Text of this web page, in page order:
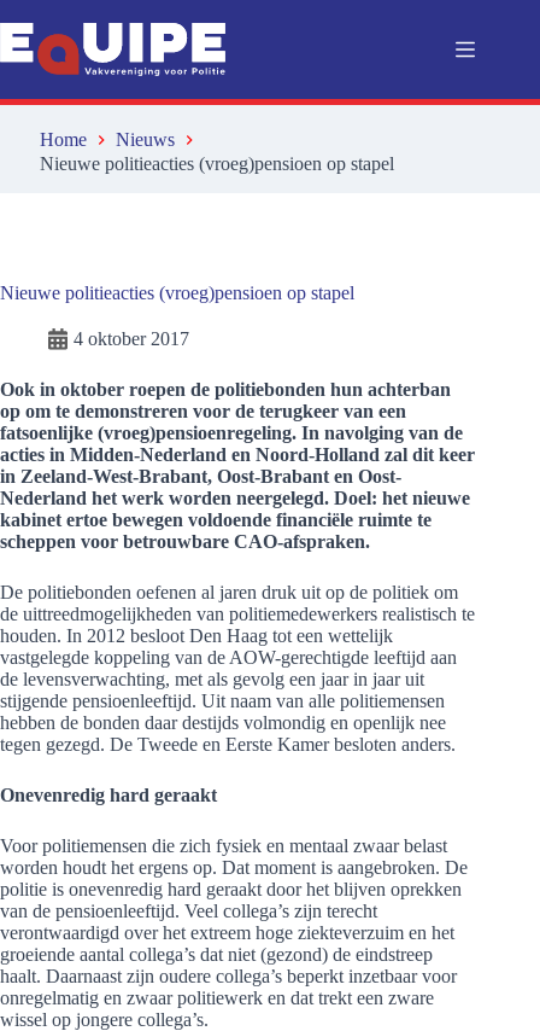
naar
de
inhoud
Home
Nieuws
Nieuwe politieacties (vroeg)pensioen op stapel
Nieuwe politieacties (vroeg)pensioen op stapel
4 oktober 2017
Ook in oktober roepen de politiebonden hun achterban
op om te demonstreren voor de terugkeer van een
fatsoenlijke (vroeg)pensioenregeling. In navolging van de
acties in Midden-Nederland en Noord-Holland zal dit keer
in Zeeland-West-Brabant, Oost-Brabant en Oost-
Nederland het werk worden neergelegd. Doel: het nieuwe
kabinet ertoe bewegen voldoende financiële ruimte te
scheppen voor betrouwbare CAO-afspraken.
De politiebonden oefenen al jaren druk uit op de politiek om
de uittreedmogelijkheden van politiemedewerkers realistisch te
houden. In 2012 besloot Den Haag tot een wettelijk
vastgelegde koppeling van de AOW-gerechtigde leeftijd aan
de levensverwachting, met als gevolg een jaar in jaar uit
stijgende pensioenleeftijd. Uit naam van alle politiemensen
hebben de bonden daar destijds volmondig en openlijk nee
tegen gezegd. De Tweede en Eerste Kamer besloten anders.
Onevenredig hard geraakt
Voor politiemensen die zich fysiek en mentaal zwaar belast
worden houdt het ergens op. Dat moment is aangebroken. De
politie is onevenredig hard geraakt door het blijven oprekken
van de pensioenleeftijd. Veel collega’s zijn terecht
verontwaardigd over het extreem hoge ziekteverzuim en het
groeiende aantal collega’s dat niet (gezond) de eindstreep
haalt. Daarnaast zijn oudere collega’s beperkt inzetbaar voor
onregelmatig en zwaar politiewerk en dat trekt een zware
wissel op jongere collega’s.